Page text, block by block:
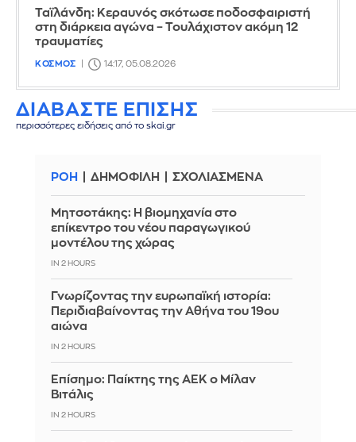
Ταϊλάνδη: Κεραυνός σκότωσε ποδοσφαιριστή
στη διάρκεια αγώνα – Τουλάχιστον ακόμη 12
τραυματίες
ΚΟΣΜΟΣ 14:17, 05.08.2026
ΔΙΑΒΑΣΤΕ ΕΠΙΣΗΣ
περισσότερες ειδήσεις από το skai.gr
ΡΟΗ ΔΗΜΟΦΙΛΗ ΣΧΟΛΙΑΣΜΕΝΑ
Μητσοτάκης: Η βιομηχανία στο
επίκεντρο του νέου παραγωγικού
μοντέλου της χώρας
IN 2 HOURS
Γνωρίζοντας την ευρωπαϊκή ιστορία:
Περιδιαβαίνοντας την Αθήνα του 19ου
αιώνα
IN 2 HOURS
Επίσημο: Παίκτης της ΑΕΚ ο Μίλαν
Βιτάλις
IN 2 HOURS